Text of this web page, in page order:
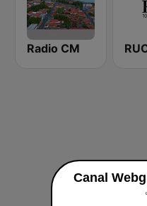
Radio CM